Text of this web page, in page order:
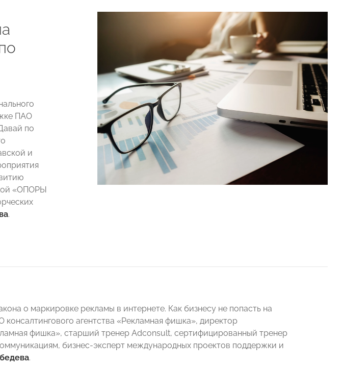
ПАО
по
и
«ОПОРЫ
.
о маркировке рекламы в интернете. Как бизнесу не попасть на
агентства «Рекламная фишка», директор
фишка», старший тренер Adconsult, сертифицированный тренер
бизнес-эксперт международных проектов поддержки и
.